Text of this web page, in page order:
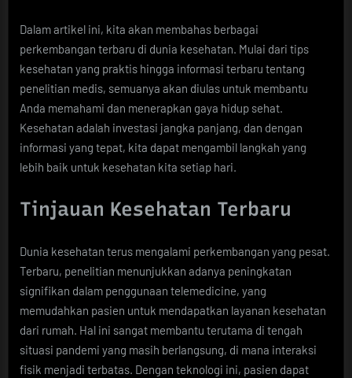
Dalam artikel ini, kita akan membahas berbagai
perkembangan terbaru di dunia kesehatan. Mulai dari tips
kesehatan yang praktis hingga informasi terbaru tentang
penelitian medis, semuanya akan diulas untuk membantu
Anda memahami dan menerapkan gaya hidup sehat.
Kesehatan adalah investasi jangka panjang, dan dengan
informasi yang tepat, kita dapat mengambil langkah yang
lebih baik untuk kesehatan kita setiap hari.
Tinjauan Kesehatan Terbaru
Dunia kesehatan terus mengalami perkembangan yang pesat.
Terbaru, penelitian menunjukkan adanya peningkatan
signifikan dalam penggunaan telemedicine, yang
memudahkan pasien untuk mendapatkan layanan kesehatan
dari rumah. Hal ini sangat membantu terutama di tengah
situasi pandemi yang masih berlangsung, di mana interaksi
fisik menjadi terbatas. Dengan teknologi ini, pasien dapat